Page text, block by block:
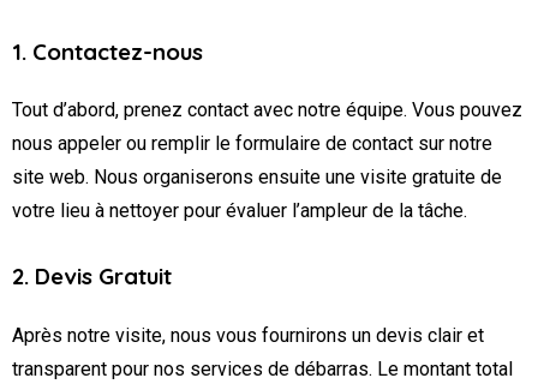
1. Contactez-nous
Tout d’abord, prenez contact avec notre équipe. Vous pouvez
nous appeler ou remplir le formulaire de contact sur notre
site web. Nous organiserons ensuite une visite gratuite de
votre lieu à nettoyer pour évaluer l’ampleur de la tâche.
2. Devis Gratuit
Après notre visite, nous vous fournirons un devis clair et
transparent pour nos services de débarras. Le montant total